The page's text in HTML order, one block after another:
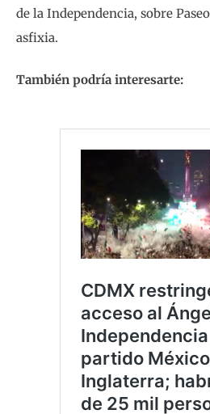
de la Independencia, sobre
asfixia.
También podría interesarte: